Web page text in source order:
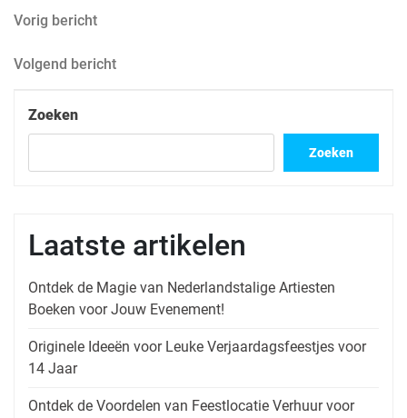
Berichtnavigatie
Vorig
Vorig bericht
Volgend
Volgend bericht
Zoeken
Zoeken
Laatste artikelen
Ontdek de Magie van Nederlandstalige Artiesten
Boeken voor Jouw Evenement!
Originele Ideeën voor Leuke Verjaardagsfeestjes voor
14 Jaar
Ontdek de Voordelen van Feestlocatie Verhuur voor